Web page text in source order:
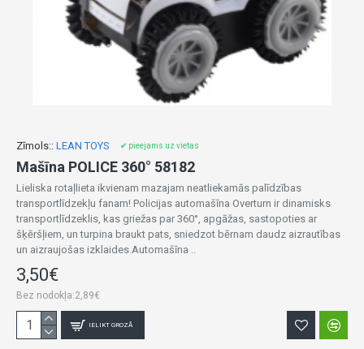
Zīmols:: LEAN TOYS ✔ pieejams uz vietas
Mašīna POLICE 360° 58182
Lieliska rotaļlieta ikvienam mazajam neatliekamās palīdzības
transportlīdzekļu fanam! Policijas automašīna Overturn ir dinamisks
transportlīdzeklis, kas griežas par 360°, apgāžas, sastopoties ar
šķēršļiem, un turpina braukt pats, sniedzot bērnam daudz aizrautības
un aizraujošas izklaides.Automašīna ..
3,50€
Bez nodokļa:2,89€
IELIKT GROZĀ